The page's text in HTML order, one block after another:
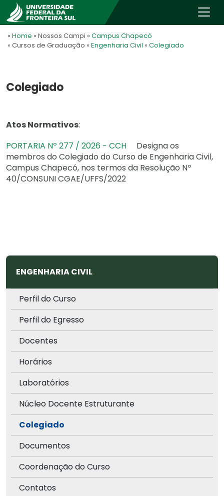
» Home » Nossos Campi » Campus Chapecó
» Cursos de Graduação » Engenharia Civil » Colegiado
Colegiado
Atos Normativos:
PORTARIA Nº 277 / 2026 - CCH Designa os
membros do Colegiado do Curso de Engenharia Civil,
Campus Chapecó, nos termos da Resolução Nº
40/CONSUNI CGAE/UFFS/2022
ENGENHARIA CIVIL
Perfil do Curso
Perfil do Egresso
Docentes
Horários
Laboratórios
Núcleo Docente Estruturante
Colegiado
Documentos
Coordenação do Curso
Contatos